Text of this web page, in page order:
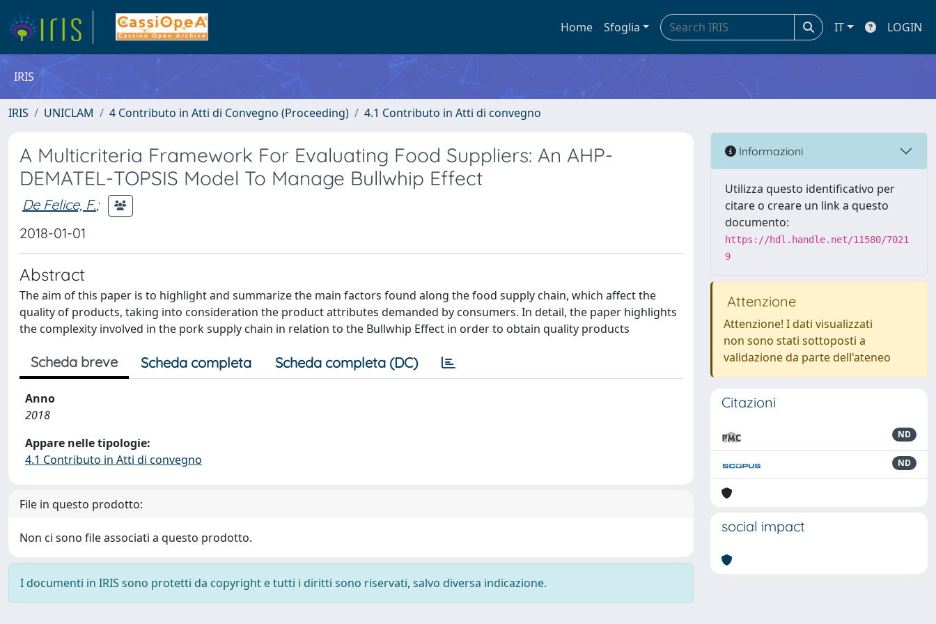
Home Sfoglia IT LOGIN
IRIS
IRIS UNICLAM 4 Contributo in Atti di Convegno (Proceeding) 4.1 Contributo in Atti di convegno
A Multicriteria Framework For Evaluating Food Suppliers: An AHP-
DEMATEL-TOPSIS Model To Manage Bullwhip Effect
De Felice, F.;
2018-01-01
Abstract
The aim of this paper is to highlight and summarize the main factors found along the food supply chain, which affect the
quality of products, taking into consideration the product attributes demanded by consumers. In detail, the paper highlights
the complexity involved in the pork supply chain in relation to the Bullwhip Effect in order to obtain quality products
Scheda breve Scheda completa Scheda completa (DC)
Anno
2018
Appare nelle tipologie:
4.1 Contributo in Atti di convegno
File in questo prodotto:
Non ci sono file associati a questo prodotto.
I documenti in IRIS sono protetti da copyright e tutti i diritti sono riservati, salvo diversa indicazione.
Informazioni
Utilizza questo identificativo per
citare o creare un link a questo
documento:
https://hdl.handle.net/11580/7021
9
Attenzione
Attenzione! I dati visualizzati
non sono stati sottoposti a
validazione da parte dell'ateneo
Citazioni
ND
ND
social impact